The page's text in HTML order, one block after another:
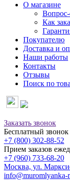
О магазине
Вопрос-
Как
Покупателю
Доставка и
Наши работы
Контакты
Отзывы
Поиск по
Заказать звонок
Бесплатный
+7 (800) 302-88-52
Прием заказов
+7 (960) 733-68-20
Москва, ул.
info@muromlyanka-